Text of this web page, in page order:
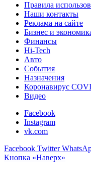
Правила
Наши контакты
Реклама на сайте
Бизнес и
Финансы
Hi-Tech
Авто
События
Назначения
Коронавирус
Видео
Facebook
Instagram
vk.com
Facebook Twitter
Кнопка «Наверх»